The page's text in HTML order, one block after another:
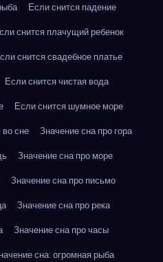
Если снится падение
снится плачущий ребенок
снится свадебное платье
Если снится чистая вода
Если снится шумное море
сне
Значение сна про гора
Значение сна про море
Значение сна про письмо
Значение сна про река
Значение сна про часы
сна: огромная рыба